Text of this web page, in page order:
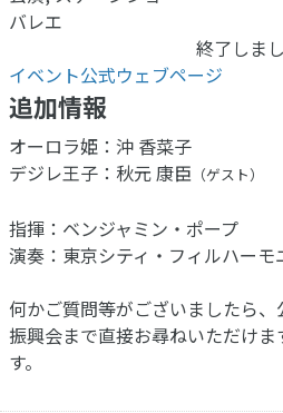
バレエ
終了しま
イベント公式ウェブページ
追加情報
オーロラ姫：沖 香菜子
デジレ王子：秋元 康臣 （ゲスト）
指揮：ベンジャミン・ポープ
演奏：東京シティ・フィルハーモ
何かご質問等がございましたら
振興会まで直接お尋ねいただけ
す。